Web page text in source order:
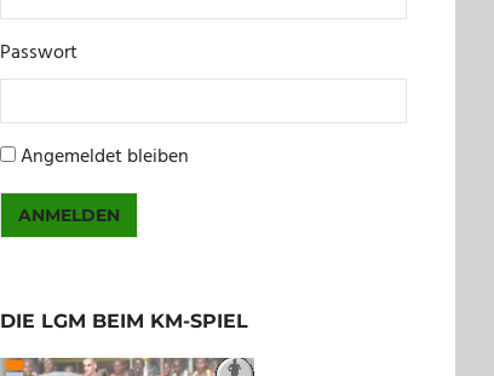
Passwort
Angemeldet bleiben
ANMELDEN
DIE LGM BEIM KM-SPIEL